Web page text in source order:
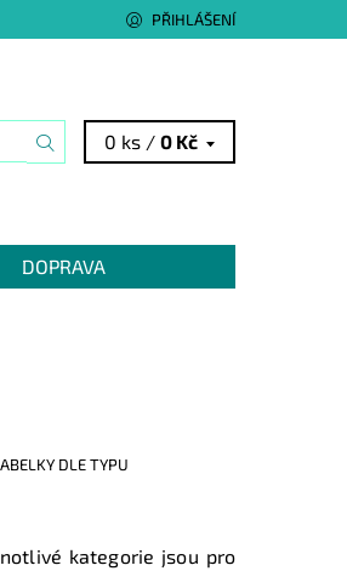
PŘIHLÁŠENÍ
0 ks /0 Kč
DOPRAVA
DLE TYPU
kategorie jsou pro